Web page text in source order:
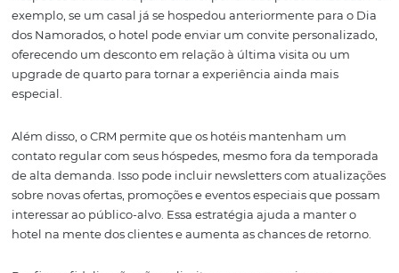
atraentes sem comprometer sua rentabilidade.
Além de controlar as tarifas, o Channel Manager
fornece dados analíticos valiosos sobre a performance
vendas. Essas informações podem ser utilizadas para
hotéis façam ajustes estratégicos em suas táticas de
vendas.
Em um mercado competitivo, ter acesso a uma
simplifica a gestão de tarifas e canais é um diferencial